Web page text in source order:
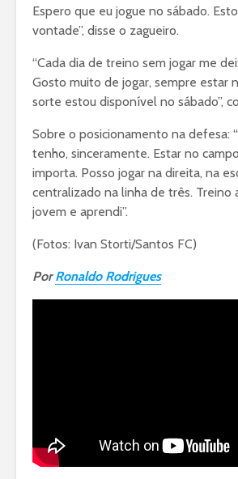
Espero que eu jogue no sábado.
vontade”, disse o zagueiro.
“Cada dia de treino sem jogar me
Gosto muito de jogar, sempre estar
sorte estou disponível no sábado”,
Sobre o posicionamento na defesa:
tenho, sinceramente. Estar no
importa. Posso jogar na direita, na
centralizado na linha de três. Treino
jovem e aprendi”.
(Fotos: Ivan Storti/Santos FC)
PorRonaldo Rodrigues